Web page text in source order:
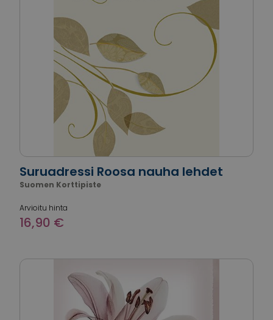
Suruadressi Roosa nauha lehdet
Suomen Korttipiste
Arvioitu hinta
16,90 €